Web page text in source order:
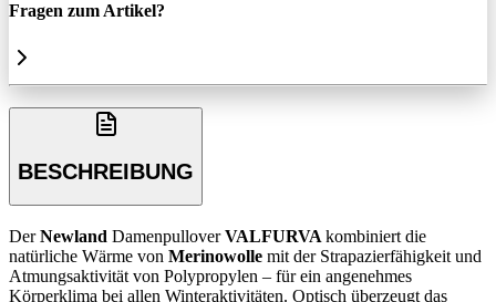
Fragen zum Artikel?
BESCHREIBUNG
DerNewland DamenpulloverVALFURVA kombiniert die
natürliche Wärme von Merinowolle mit der Strapazierfähigkeit und
Atmungsaktivität von Polypropylen – für ein angenehmes
Körperklima bei allen Winteraktivitäten. Optisch überzeugt das